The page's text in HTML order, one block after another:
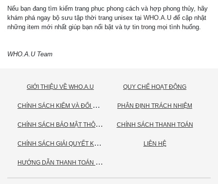
Nếu bạn đang tìm kiếm trang phục phong cách và hợp phong thủy, hãy
khám phá ngay bộ sưu tập thời trang unisex tại WHO.A.U để cập nhật
những item mới nhất giúp bạn nổi bật và tự tin trong mọi tình huống.
WHO.A.U Team
GIỚI THIỆU VỀ WHO.A.U
C
HÍNH SÁCH KIỂM VÀ ĐỔI TRẢ HÀNG
C
HÍNH SÁCH BẢO MẬT THÔNG TIN CÁ NHÂN
C
HÍNH SÁCH GIẢI QUYẾT KHIẾU NẠI
H
ƯỚNG DẪN THANH TOÁN VNPAY
QUY CHẾ HOẠT ĐỘNG
PHÂN ĐỊNH TRÁCH NHIỆM
CHÍNH SÁCH THANH TOÁN
LIÊN HỆ